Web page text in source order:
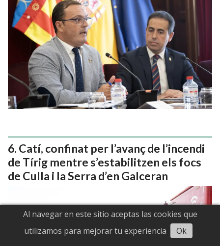
Catí, confinat per l’avanç de l’incendi
de Tírig mentre s’estabilitzen els focs
de Culla i la Serra d’en Galceran
Al navegar en este sitio aceptas las cookies que
utilizamos para mejorar tu experiencia
Ok